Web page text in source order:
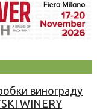
винограду
WINERY